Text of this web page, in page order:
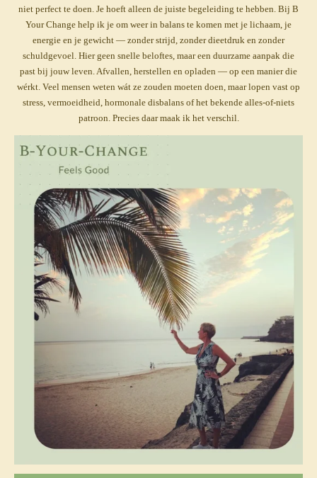
niet perfect te doen. Je hoeft alleen de juiste begeleiding te hebben. Bij B
Your Change help ik je om weer in balans te komen met je lichaam, je
energie en je gewicht — zonder strijd, zonder dieetdruk en zonder
schuldgevoel. Hier geen snelle beloftes, maar een duurzame aanpak die
past bij jouw leven. Afvallen, herstellen en opladen — op een manier die
wérkt. Veel mensen weten wát ze zouden moeten doen, maar lopen vast op
stress, vermoeidheid, hormonale disbalans of het bekende alles-of-niets
patroon. Precies daar maak ik het verschil.